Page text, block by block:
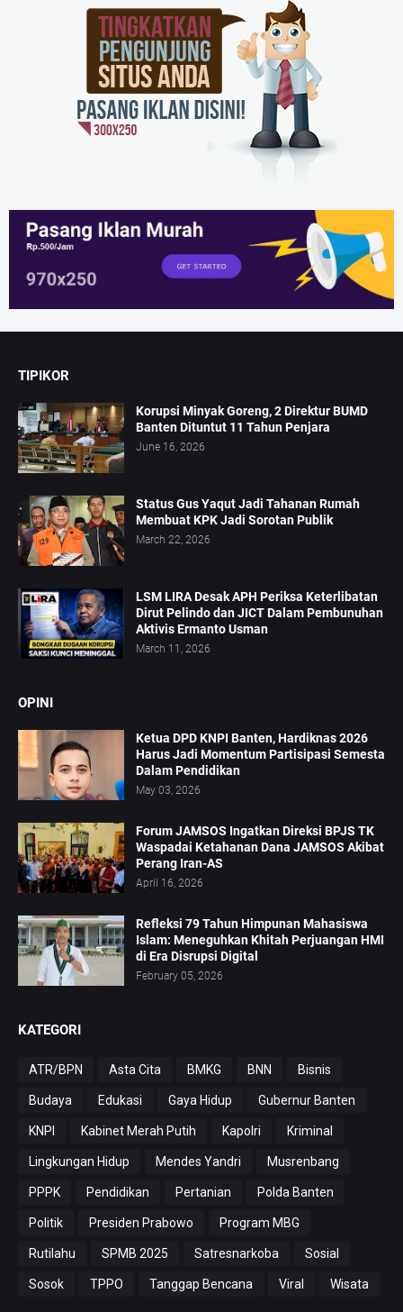
TIPIKOR
Korupsi Minyak Goreng, 2 Direktur BUMD
Banten Dituntut 11 Tahun Penjara
June 16, 2026
Status Gus Yaqut Jadi Tahanan Rumah
Membuat KPK Jadi Sorotan Publik
March 22, 2026
LSM LIRA Desak APH Periksa Keterlibatan
Dirut Pelindo dan JICT Dalam Pembunuhan
Aktivis Ermanto Usman
March 11, 2026
OPINI
Ketua DPD KNPI Banten, Hardiknas 2026
Harus Jadi Momentum Partisipasi Semesta
Dalam Pendidikan
May 03, 2026
Forum JAMSOS Ingatkan Direksi BPJS TK
Waspadai Ketahanan Dana JAMSOS Akibat
Perang Iran-AS
April 16, 2026
Refleksi 79 Tahun Himpunan Mahasiswa
Islam: Meneguhkan Khitah Perjuangan HMI
di Era Disrupsi Digital
February 05, 2026
KATEGORI
ATR/BPN Asta Cita BMKG BNN Bisnis
Budaya Edukasi Gaya Hidup Gubernur Banten
KNPI Kabinet Merah Putih Kapolri Kriminal
Lingkungan Hidup Mendes Yandri Musrenbang
PPPK Pendidikan Pertanian Polda Banten
Politik Presiden Prabowo Program MBG
Rutilahu SPMB 2025 Satresnarkoba Sosial
Sosok TPPO Tanggap Bencana Viral Wisata